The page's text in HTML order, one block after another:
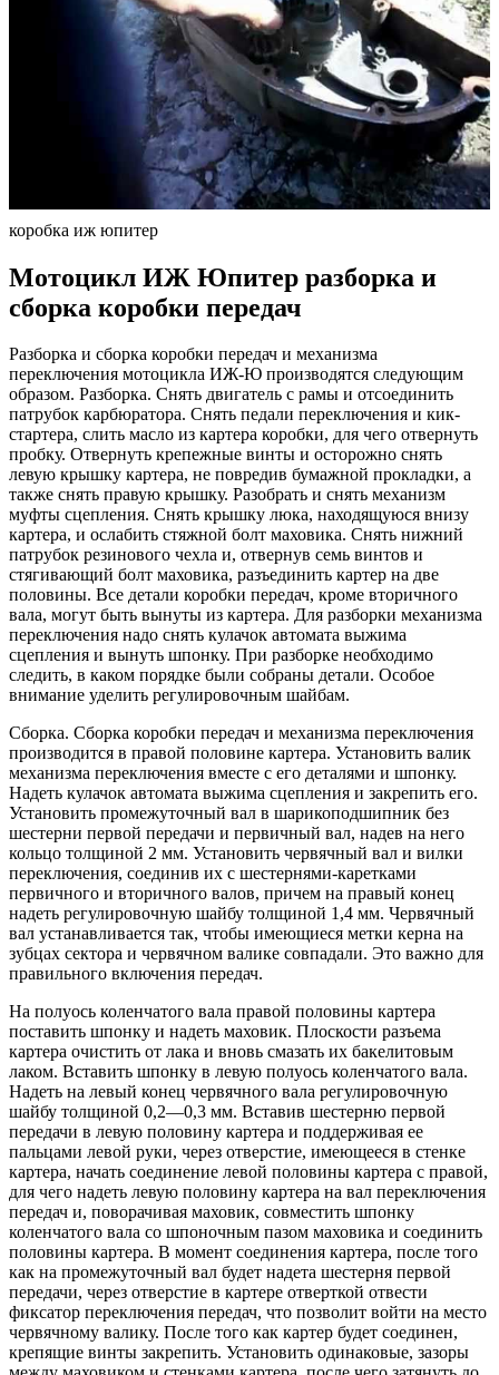
коробка иж юпитер
Мотоцикл ИЖ Юпитер разборка и
сборка коробки передач
Разборка и сборка коробки передач и механизма
переключения мотоцикла ИЖ-Ю производятся следующим
образом. Разборка. Снять двигатель с рамы и отсоединить
патрубок карбюратора. Снять педали переключения и кик-
стартера, слить масло из картера коробки, для чего отвернуть
пробку. Отвернуть крепежные винты и осторожно снять
левую крышку картера, не повредив бумажной прокладки, а
также снять правую крышку. Разобрать и снять механизм
муфты сцепления. Снять крышку люка, находящуюся внизу
картера, и ослабить стяжной болт маховика. Снять нижний
патрубок резинового чехла и, отвернув семь винтов и
стягивающий болт маховика, разъединить картер на две
половины. Все детали коробки передач, кроме вторичного
вала, могут быть вынуты из картера. Для разборки механизма
переключения надо снять кулачок автомата выжима
сцепления и вынуть шпонку. При разборке необходимо
следить, в каком порядке были собраны детали. Особое
внимание уделить регулировочным шайбам.
Сборка. Сборка коробки передач и механизма переключения
производится в правой половине картера. Установить валик
механизма переключения вместе с его деталями и шпонку.
Надеть кулачок автомата выжима сцепления и закрепить его.
Установить промежуточный вал в шарикоподшипник без
шестерни первой передачи и первичный вал, надев на него
кольцо толщиной 2 мм. Установить червячный вал и вилки
переключения, соединив их с шестернями-каретками
первичного и вторичного валов, причем на правый конец
надеть регулировочную шайбу толщиной 1,4 мм. Червячный
вал устанавливается так, чтобы имеющиеся метки керна на
зубцах сектора и червячном валике совпадали. Это важно для
правильного включения передач.
На полуось коленчатого вала правой половины картера
поставить шпонку и надеть маховик. Плоскости разъема
картера очистить от лака и вновь смазать их бакелитовым
лаком. Вставить шпонку в левую полуось коленчатого вала.
Надеть на левый конец червячного вала регулировочную
шайбу толщиной 0,2—0,3 мм. Вставив шестерню первой
передачи в левую половину картера и поддерживая ее
пальцами левой руки, через отверстие, имеющееся в стенке
картера, начать соединение левой половины картера с правой,
для чего надеть левую половину картера на вал переключения
передач и, поворачивая маховик, совместить шпонку
коленчатого вала со шпоночным пазом маховика и соединить
половины картера. В момент соединения картера, после того
как на промежуточный вал будет надета шестерня первой
передачи, через отверстие в картере отверткой отвести
фиксатор переключения передач, что позволит войти на место
червячному валику. После того как картер будет соединен,
крепящие винты закрепить. Установить одинаковые, зазоры